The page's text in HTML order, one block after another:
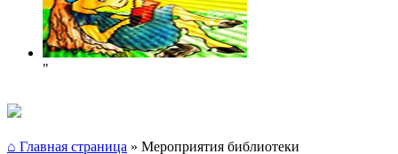
"
⌂ Главная страница » Мероприятия библиотеки